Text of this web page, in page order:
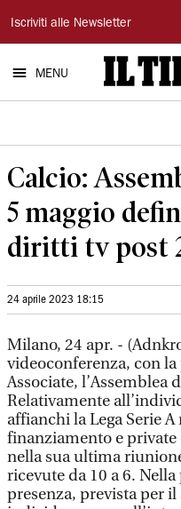
Il
Tirreno
Iscriviti alle Newsletter
MENU
Calcio:
5 maggio
diritti tv post
24 aprile 2023 18:15
Milano, 24 apr. -
videoconferenza, con
Associate, l’Assemblea
Relativamente
affianchi la Lega Serie
finanziamento e private
nella sua ultima
ricevute da 10 a 6.
presenza, prevista per il